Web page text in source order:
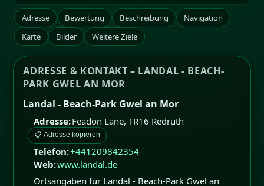
Adresse Bewertung Beschreibung
Navigation
Karte
Bilder Weitere Ziele
ADRESSE & KONTAKT – LANDAL - BEACH-
PARK GWEL AN MOR
Landal - Beach-Park Gwel an Mor
Adresse:Feadon Lane,TR16 Redruth
📋 Adresse kopieren
Telefon:+441209842354
Web:www.landal.de
Ortsangaben für Landal - Beach-Park Gwel an